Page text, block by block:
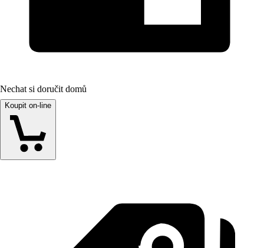
Nechat si doručit domů
Koupit on-line